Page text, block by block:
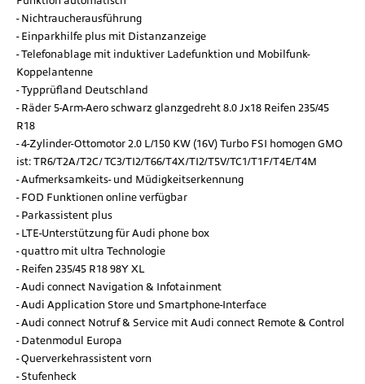
Nichtraucherausführung
Einparkhilfe plus mit Distanzanzeige
Telefonablage mit induktiver Ladefunktion und Mobilfunk-
Koppelantenne
Typprüfland Deutschland
Räder 5-Arm-Aero schwarz glanzgedreht 8.0 Jx18 Reifen 235/45
R18
4-Zylinder-Ottomotor 2.0 L/150 KW (16V) Turbo FSI homogen GMO
ist: TR6/T2A/T2C/ TC3/TI2/T66/T4X/TI2/T5V/TC1/T1F/T4E/T4M
Aufmerksamkeits- und Müdigkeitserkennung
FOD Funktionen online verfügbar
Parkassistent plus
LTE-Unterstützung für Audi phone box
quattro mit ultra Technologie
Reifen 235/45 R18 98Y XL
Audi connect Navigation & Infotainment
Audi Application Store und Smartphone-Interface
Audi connect Notruf & Service mit Audi connect Remote & Control
Datenmodul Europa
Querverkehrassistent vorn
Stufenheck